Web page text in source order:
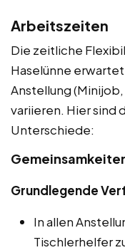
Arbeitszeiten
Die zeitliche
Haselünne
Anstellung
variieren. Hier sind
Unterschiede:
Grundlegende
In allen
Tischlerhelfer